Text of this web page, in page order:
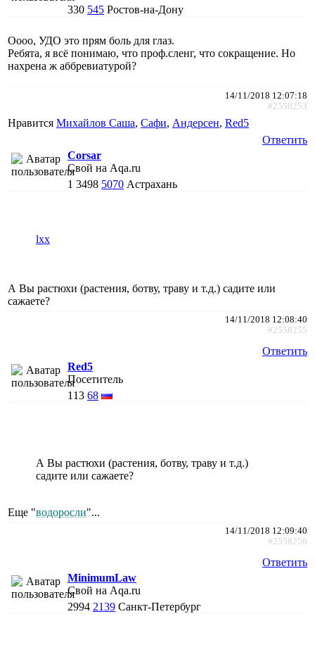
330 545 Ростов-на-Дону
Оооо, УДО это прям боль для глаз.
Ребята, я всё понимаю, что проф.сленг, что сокращение. Но
нахрена ж аббревиатурой?
14/11/2018 12:07:18
#2558253
Нравится Михайлов Саша, Сафи, Андерсен, Red5
Ответить
Corsar
Свой на Aqa.ru
1 3498 5070 Астрахань
lxx
А Вы растюхи (растения, ботву, траву и т.д.) садите или
сажаете?
14/11/2018 12:08:40
#2558255
Ответить
Red5
Посетитель
113 68
А Вы растюхи (растения, ботву, траву и т.д.)
садите или сажаете?
Еще "водоросли"...
14/11/2018 12:09:40
#2558256
Ответить
MinimumLaw
Свой на Aqa.ru
2994 2139 Санкт-Петербург